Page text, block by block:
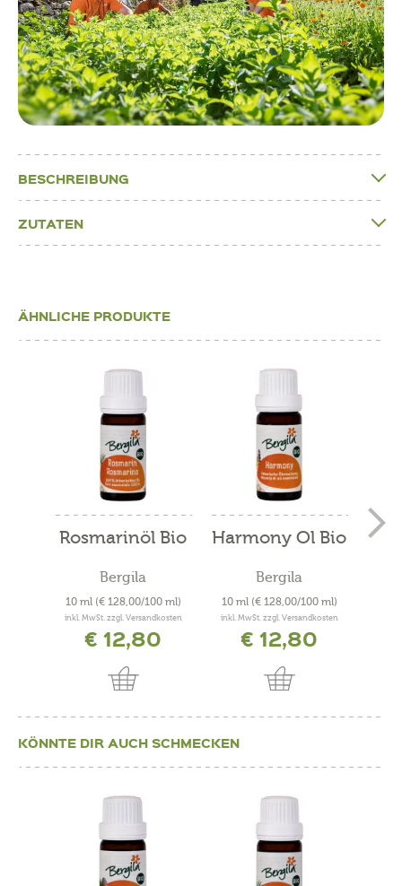
BESCHREIBUNG
ZUTATEN
ÄHNLICHE PRODUKTE
Rosmarinöl Bio
Bergila
10 ml (€ 128,00/100 ml)
inkl. MwSt. zzgl. Versandkosten
€ 12,80
Harmony Öl Bio
Bergila
10 ml (€ 128,00/100 ml)
inkl. MwSt. zzgl. Versandkosten
€ 12,80
KÖNNTE DIR AUCH SCHMECKEN